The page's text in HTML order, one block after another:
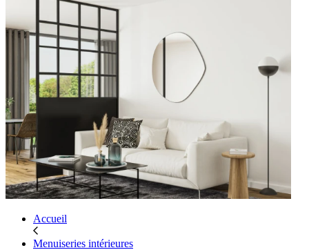
Accueil
Menuiseries intérieures